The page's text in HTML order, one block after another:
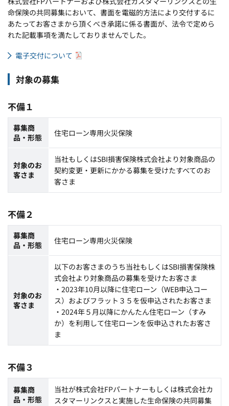
命保険の共同募集において、書面を電磁的方法により交付するに
あたってお客さまから頂くべき承諾に係る書面が、法令で定めら
れた記載事項を満たしておりませんでした。
電子交付について
対象の募集
不備１
募集商
品・形態
住宅ローン専用火災保険
対象のお
客さま
当社もしくはSBI損害保険株式会社より対象商品の
契約変更・更新にかかる募集を受けたすべてのお
客さま
不備２
募集商
品・形態
住宅ローン専用火災保険
対象のお
客さま
以下のお客さまのうち当社もしくはSBI損害保険株
式会社より対象商品の募集を受けたお客さま
・2023年10月以降に住宅ローン（WEB申込コー
ス）およびフラット３５を仮申込されたお客さま
・2024年５月以降にかんたん住宅ローン（すみ
か）を利用して住宅ローンを仮申込されたお客さ
ま
不備３
募集商
品・形態
当社が株式会社FPパートナーもしくは株式会社カ
スタマーリンクスと実施した生命保険の共同募集